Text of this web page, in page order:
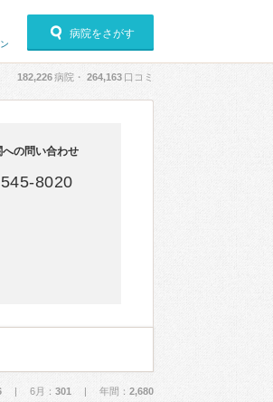
病院をさがす
182,226病院・ 264,163 口コミ
の問い合わせ
8020
| 6月： 301 | 年間： 2,680